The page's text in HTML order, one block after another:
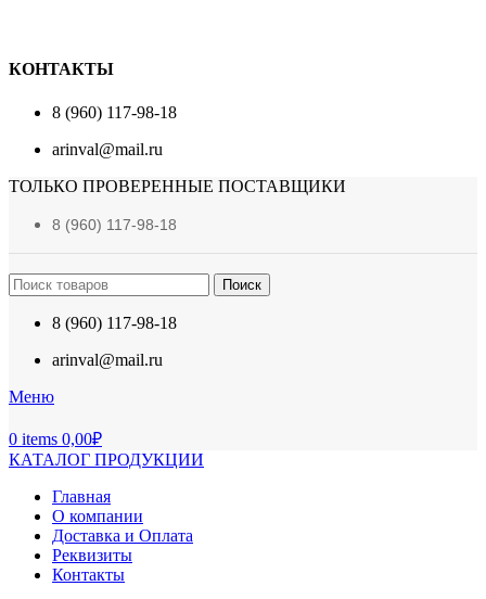
КОНТАКТЫ
8 (960) 117-98-18
arinval@mail.ru
ТОЛЬКО ПРОВЕРЕННЫЕ ПОСТАВЩИКИ
8 (960) 117-98-18
Поиск
8 (960) 117-98-18
arinval@mail.ru
Меню
0 items 0,00₽
КАТАЛОГ ПРОДУКЦИИ
Главная
О компании
Доставка и Оплата
Реквизиты
Контакты